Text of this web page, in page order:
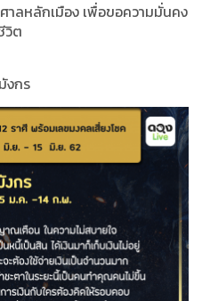
าลหลักเมือง เพื่อขอความมั่นคง
วิต
งกร